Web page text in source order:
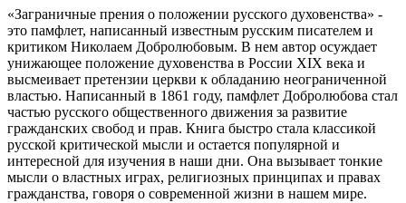
«Заграничные прения о положении русского духовенства» -
это памфлет, написанный известным русским писателем и
критиком Николаем Добролюбовым. В нем автор осуждает
унижающее положение духовенства в России XIX века и
высмеивает претензии церкви к обладанию неограниченной
властью. Написанный в 1861 году, памфлет Добролюбова стал
частью русского общественного движения за развитие
гражданских свобод и прав. Книга быстро стала классикой
русской критической мысли и остается популярной и
интересной для изучения в наши дни. Она вызывает тонкие
мысли о властных играх, религиозных принципах и правах
гражданства, говоря о современной жизни в нашем мире.